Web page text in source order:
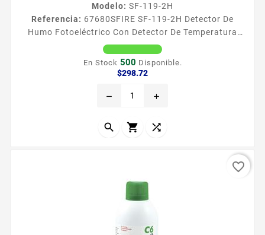
Modelo: SF-119-2H
Referencia: 67680SFIRE SF-119-2H Detector De
Humo Fotoeléctrico Con Detector De Temperatura
Conexion A 2 Hilos Temperatura de 57 plusmn 5
Voltaje de operacioacuten 108 33 Vcc Consumo de
corriente 80 mA en alarma y 30 en Reposo Maya
mm alto x 99 mm diaacutemetro Incluye base ​
En Stock 500 Disponible.
$298.72Precio
remove add
  
favorite_border